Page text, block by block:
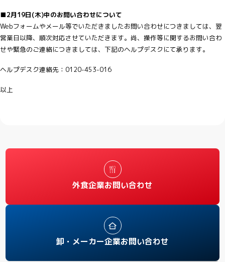
■2月19日(木)中のお問い合わせについて
Webフォームやメール等でいただきましたお問い合わせにつきましては、翌
営業日以降、順次対応させていただきます。尚、操作等に関するお問い合わ
せや緊急のご連絡につきましては、下記のヘルプデスクにて承ります。
ヘルプデスク連絡先：0120-453-016
以上
外食企業お問い合わせ
卸・メーカー企業お問い合わせ